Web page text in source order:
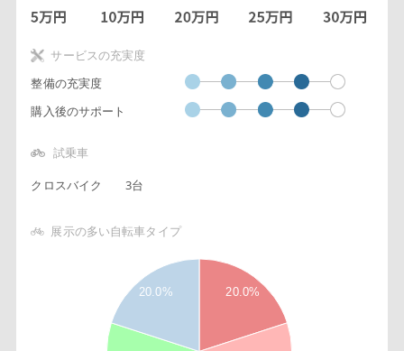
サービスの充実度
整備の充実度
購入後のサポート
試乗車
クロスバイク 3台
展示の多い自転車タイプ
20.0%
20.0%